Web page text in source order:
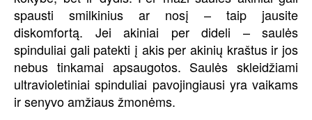
spausti smilkinius ar nosį – taip jausite
diskomfortą. Jei akiniai per dideli – saulės
spinduliai gali patekti į akis per akinių kraštus ir jos
nebus tinkamai apsaugotos. Saulės skleidžiami
ultravioletiniai spinduliai pavojingiausi yra vaikams
ir senyvo amžiaus žmonėms.